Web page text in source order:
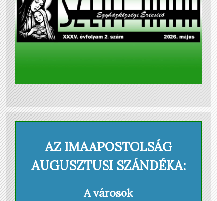
AZ IMAAPOSTOLSÁG
AUGUSZTUSI SZÁNDÉKA:
A városok